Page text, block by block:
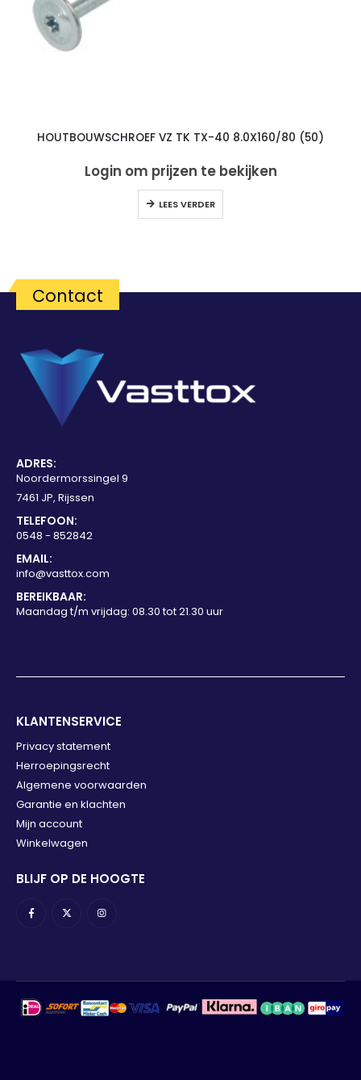
HOUTBOUWSCHROEF VZ TK TX-40 8.0X160/80 (50)
Login om prijzen te bekijken
LEES VERDER
Contact
ADRES:
Noordermorssingel 9
7461 JP, Rijssen
TELEFOON:
0548 - 852842
EMAIL:
info@vasttox.com
BEREIKBAAR:
Maandag t/m vrijdag: 08.30 tot 21.30 uur
KLANTENSERVICE
Privacy statement
Herroepingsrecht
Algemene voorwaarden
Garantie en klachten
Mijn account
Winkelwagen
BLIJF OP DE HOOGTE